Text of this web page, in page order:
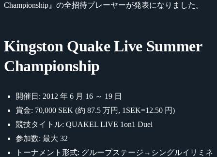
Championship』の全招待プレーヤーが発表になりました。
Kingston Quake Live Summer
Championship
開催日: 2012 年 6 月 16 ～ 19 日
賞金: 70,000 SEK (約 87.5 万円, 1SEK=12.50 円)
競技タイトル: QUAKEL LIVE 1on1 Duel
参加数: 最大 32
トーナメント形式: グループステージ→シングルイリミネ